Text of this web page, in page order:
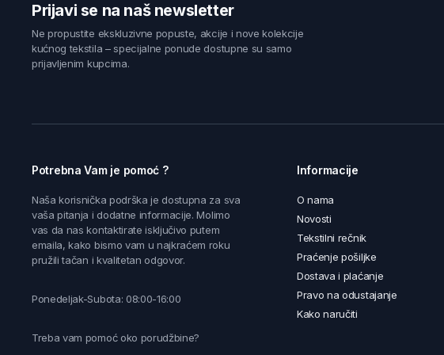
Prijavi se na naš newsletter
Ne propustite ekskluzivne popuste, akcije i nove kolekcije
kućnog tekstila – specijalne ponude dostupne su samo
prijavljenim kupcima.
Potrebna Vam je pomoć ?
Naša korisnička podrška je dostupna za sva
vaša pitanja i dodatne informacije. Molimo
vas da nas kontaktirate isključivo putem
emaila, kako bismo vam u najkraćem roku
pružili tačan i kvalitetan odgovor.
Ponedeljak-Subota: 08:00-16:00
Treba vam pomoć oko porudžbine?
Informacije
O nama
Novosti
Tekstilni rečnik
Praćenje pošiljke
Dostava i plaćanje
Pravo na odustajanje
Kako naručiti